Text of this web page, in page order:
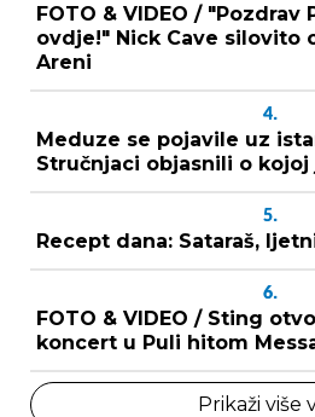
FOTO & VIDEO / "Pozdrav
ovdje!" Nick Cave silovito
Areni
4.
Meduze se pojavile uz
Stručnjaci objasnili o
5.
Recept dana: Sataraš,
6.
FOTO & VIDEO / Sting
koncert u Puli hitom
Prikaži više